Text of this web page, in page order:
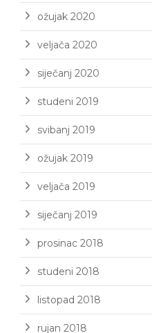
ožujak 2020
veljača 2020
siječanj 2020
studeni 2019
svibanj 2019
ožujak 2019
veljača 2019
siječanj 2019
prosinac 2018
studeni 2018
listopad 2018
rujan 2018